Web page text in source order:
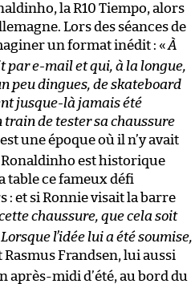
la R10 Tiempo, alors
Lors des séances de
un format inédit : «À
par e-mail et qui, à la longue,
peu dingues, de skateboard
jusque-là jamais été
de tester sa chaussure
une époque où il n’y avait
Ronaldinho est historique
table ce fameux défi
: et si Ronnie visait la barre
chaussure, que cela soit
l’idée lui a été soumise,
Rasmus Frandsen, lui aussi
après-midi d’été, au bord du